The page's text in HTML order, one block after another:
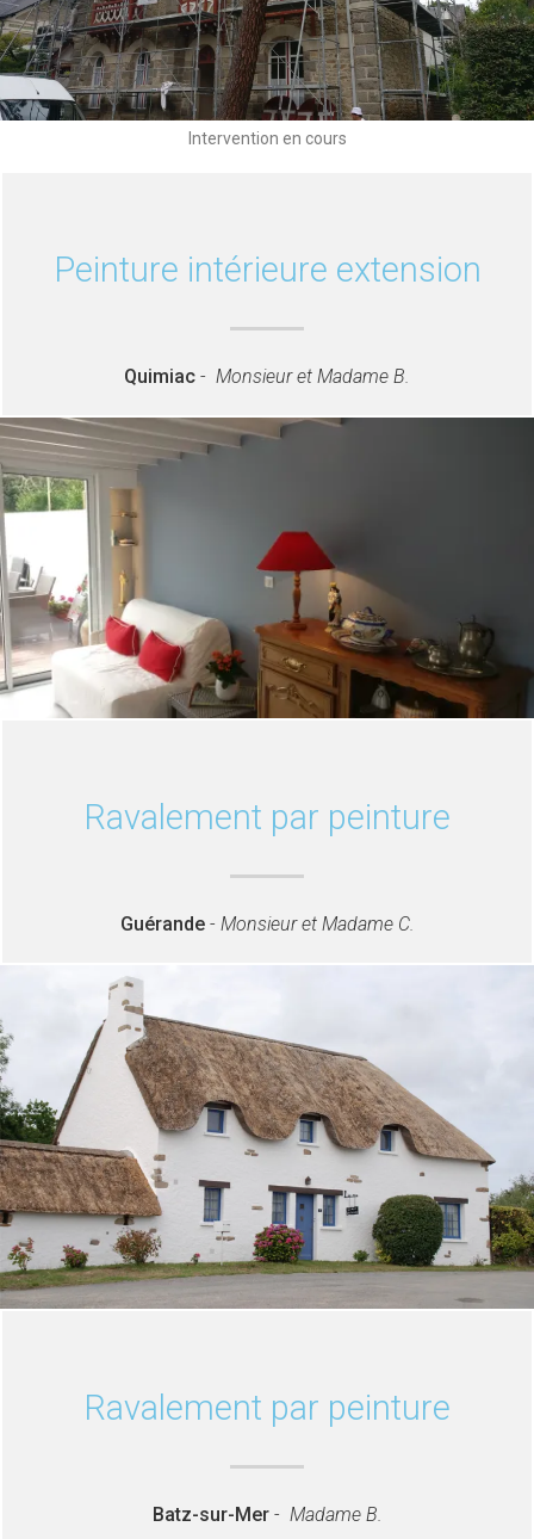
Intervention en cours
Peinture intérieure extension
Quimiac - Monsieur et Madame B.
Ravalement par peinture
Guérande- Monsieur et Madame C.
Ravalement par peinture
Batz-sur-Mer- Madame B.